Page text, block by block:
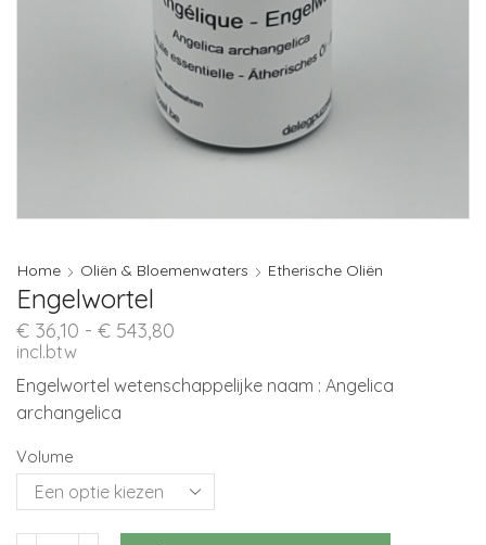
Home Oliën & Bloemenwaters Etherische Oliën
Engelwortel
€ 36,10 - € 543,80
tot
€ 543,80
incl.btw
Engelwortel wetenschappelijke naam : Angelica
archangelica
Volume